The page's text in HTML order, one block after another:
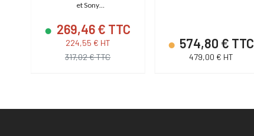
et Sony
269,46 € TTC
224,55 € HT
317,02 € TTC
574,80 € TTC
479,00 € HT